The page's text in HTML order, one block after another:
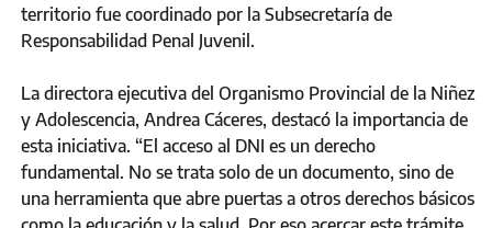
territorio fue coordinado por la Subsecretaría de
Responsabilidad Penal Juvenil.
La directora ejecutiva del Organismo Provincial de la Niñez
y Adolescencia, Andrea Cáceres, destacó la importancia de
esta iniciativa. “El acceso al DNI es un derecho
fundamental. No se trata solo de un documento, sino de
una herramienta que abre puertas a otros derechos básicos